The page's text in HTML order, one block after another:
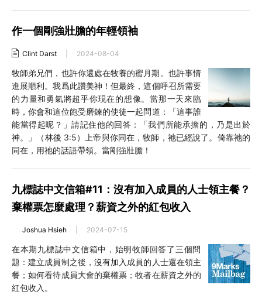
作一個剛強壯膽的年輕領袖
Clint Darst 2024-08-04
牧師弟兄們，也許你還處在牧養的蜜月期。也許事情
進展順利。我爲此讚美神！但最終，這個呼召所需要
的力量和勇氣將超乎你現在的想像。當那一天來臨
時，你會和這位飽受磨鍊的使徒一起問道：「這事誰
能當得起呢？」請記住他的回答：「我們所能承擔的，乃是出於
神。」（林後 3:5）上帝與你同在，牧師，祂已經說了。倚靠祂的
同在，用祂的話語帶領。當剛強壯膽！
九標誌中文信箱#11：沒有加入成員的人士領主餐？
棄權票怎麼處理？薪資之外的紅包收入
Joshua Hsieh 2024-07-15
在本期九標誌中文信箱中，始明牧師回答了三個問
題：建立成員制之後，沒有加入成員的人士還在領主
餐；如何看待成員大會的棄權票；牧者在薪資之外的
紅包收入。